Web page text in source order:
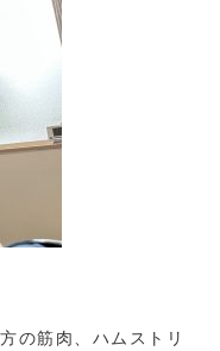
の筋肉、ハムストリ